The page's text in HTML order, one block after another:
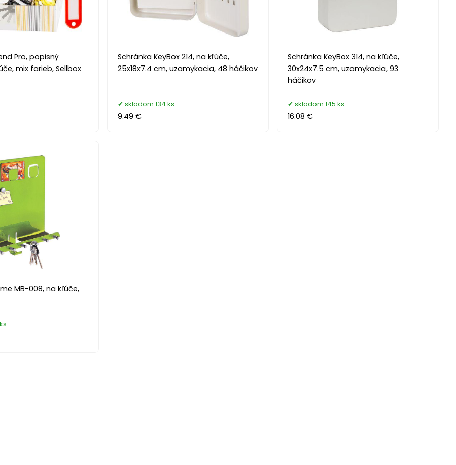
Pro, popisný
mix farieb, Sellbox
Schránka KeyBox 214, na kľúče,
25x18x7.4 cm, uzamykacia, 48 háčikov
skladom 134 ks
9.49 €
Schránka KeyBox 314, na kľúče,
30x24x7.5 cm, uzamykacia, 93
háčikov
skladom 145 ks
16.08 €
MB-008, na kľúče,